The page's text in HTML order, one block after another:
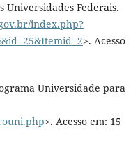
Universidades Federais.
index.php?
>. Acesso
Universidade para
>. Acesso em: 15